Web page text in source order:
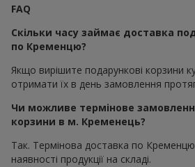
FAQ
Скільки часу займає доставка
по Кременцю?
Якщо вирішите подарункові корзини
отримати їх в день замовлення
Чи можливе термінове
корзини в м. Кременець?
Так. Термінова доставка по
наявності продукції на складі.